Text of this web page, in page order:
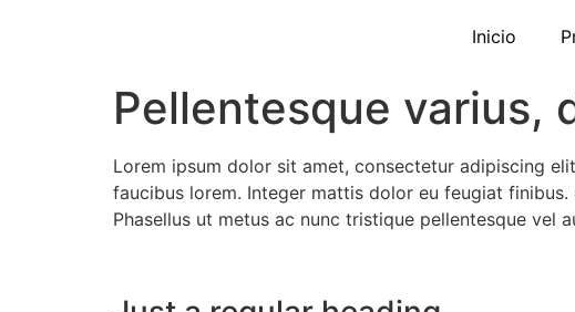
Inicio
Pellentesque varius,
Lorem ipsum dolor sit amet, consectetur adipiscing
faucibus lorem. Integer mattis dolor eu feugiat
Phasellus ut metus ac nunc tristique pellentesque vel